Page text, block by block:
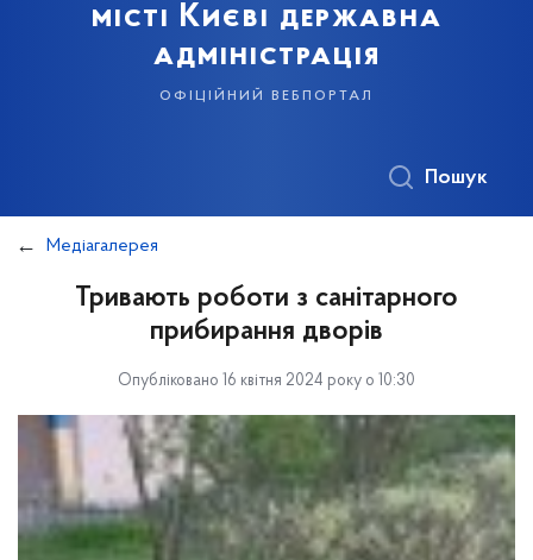
місті Києві державна
адміністрація
офіційний вебпортал
Пошук
Медіагалерея
Тривають роботи з санітарного
прибирання дворів
Опубліковано 16 квітня 2024 року о 10:30